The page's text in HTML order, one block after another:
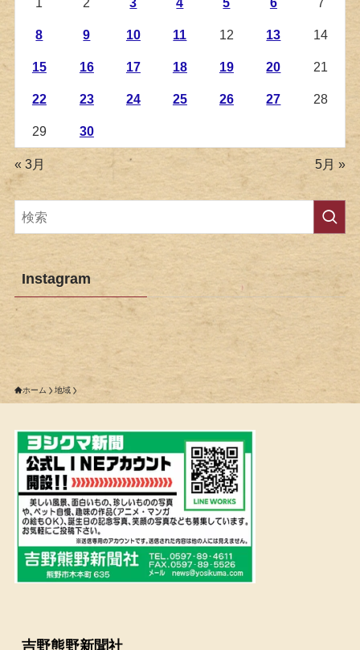
8 9 10 11 12 13 14
15 16 17 18 19 20 21
22 23 24 25 26 27 28
29 30
« 3月 5月 »
Instagram
ホーム 地域
吉野熊野新聞社